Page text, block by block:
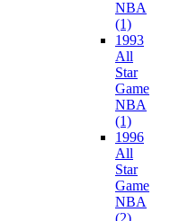
NBA
(1)
1993
All
Star
Game
NBA
(1)
1996
All
Star
Game
NBA
(2)